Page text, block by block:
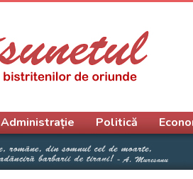
Administrație Politică